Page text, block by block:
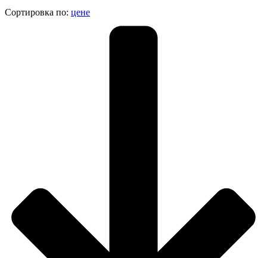
Сортировка по: цене